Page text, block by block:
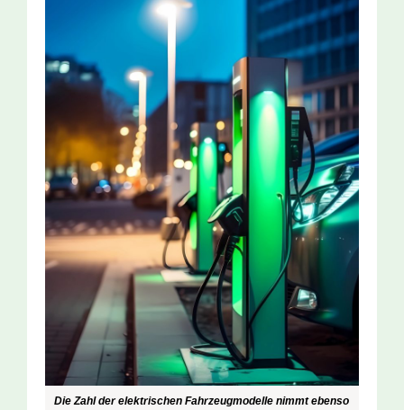
Die Zahl der elektrischen Fahrzeugmodelle nimmt ebenso